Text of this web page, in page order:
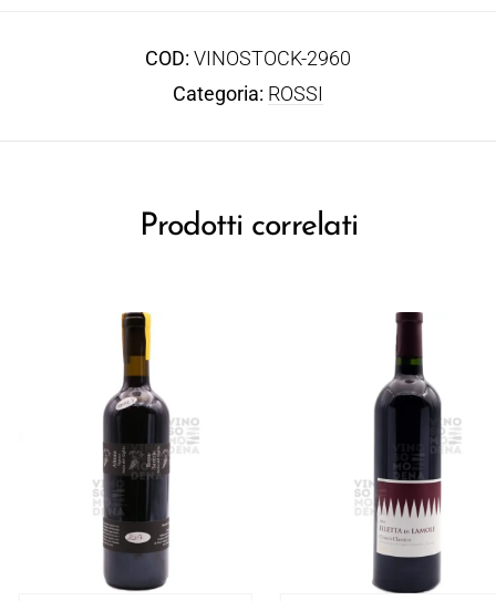
COD: VINOSTOCK-2960
Categoria: ROSSI
Prodotti correlati